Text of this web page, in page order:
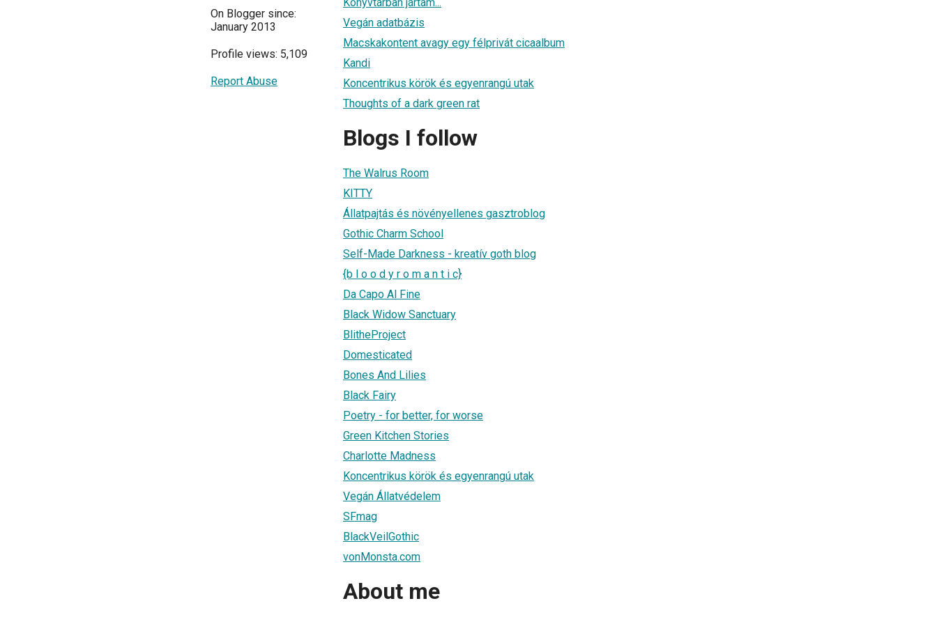
On Blogger since:
January 2013
Profile views: 5,109
Report Abuse
Vegán adatbázis
Macskakontent avagy egy félprivát cicaalbum
Kandi
Koncentrikus körök és egyenrangú utak
Thoughts of a dark green rat
Blogs I follow
The Walrus Room
KITTY
Állatpajtás és növényellenes gasztroblog
Gothic Charm School
Self-Made Darkness - kreatív goth blog
{b l o o d y r o m a n t i c}
Da Capo Al Fine
Black Widow Sanctuary
BlitheProject
Domesticated
Bones And Lilies
Black Fairy
Poetry - for better, for worse
Green Kitchen Stories
Charlotte Madness
Koncentrikus körök és egyenrangú utak
Vegán Állatvédelem
SFmag
BlackVeilGothic
vonMonsta.com
About me